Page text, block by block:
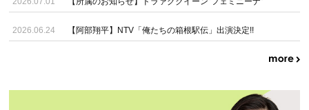
2026.06.24 【阿部翔平】NTV「俺たちの箱根駅伝」出演決定!!